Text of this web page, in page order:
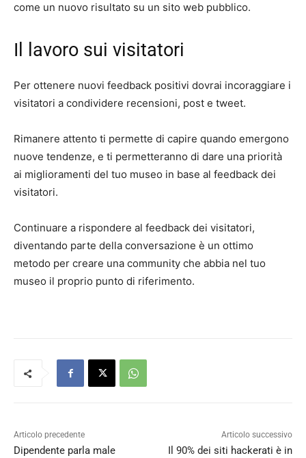
come un nuovo risultato su un sito web pubblico.
Il lavoro sui visitatori
Per ottenere nuovi feedback positivi dovrai incoraggiare i
visitatori a condividere recensioni, post e tweet.
Rimanere attento ti permette di capire quando emergono
nuove tendenze, e ti permetteranno di dare una priorità
ai miglioramenti del tuo museo in base al feedback dei
visitatori.
Continuare a rispondere al feedback dei visitatori,
diventando parte della conversazione è un ottimo
metodo per creare una community che abbia nel tuo
museo il proprio punto di riferimento.
Articolo precedente
Dipendente parla male
Articolo successivo
Il 90% dei siti hackerati è in